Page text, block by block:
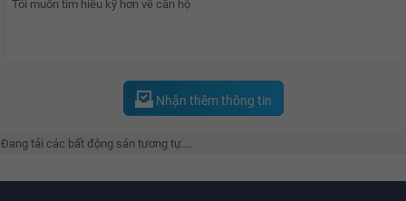
Nhận thêm thông tin
tải các bất động sản tương tự....